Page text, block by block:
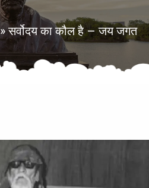
»सर्वोदय का कौल है – जय जगत